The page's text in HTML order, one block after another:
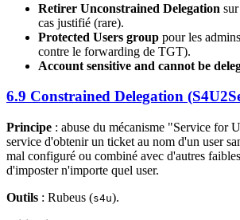
Retirer Unconstrained Delegation
cas justifié (rare).
Protected Users group pour les
contre le forwarding de TGT).
Account sensitive and cannot be
6.9 Constrained Delegation
Principe : abuse du mécanisme "Service for
service d'obtenir un ticket au nom d'un user
mal configuré ou combiné avec d'autres
d'imposter n'importe quel user.
Outils : Rubeus (s4u).